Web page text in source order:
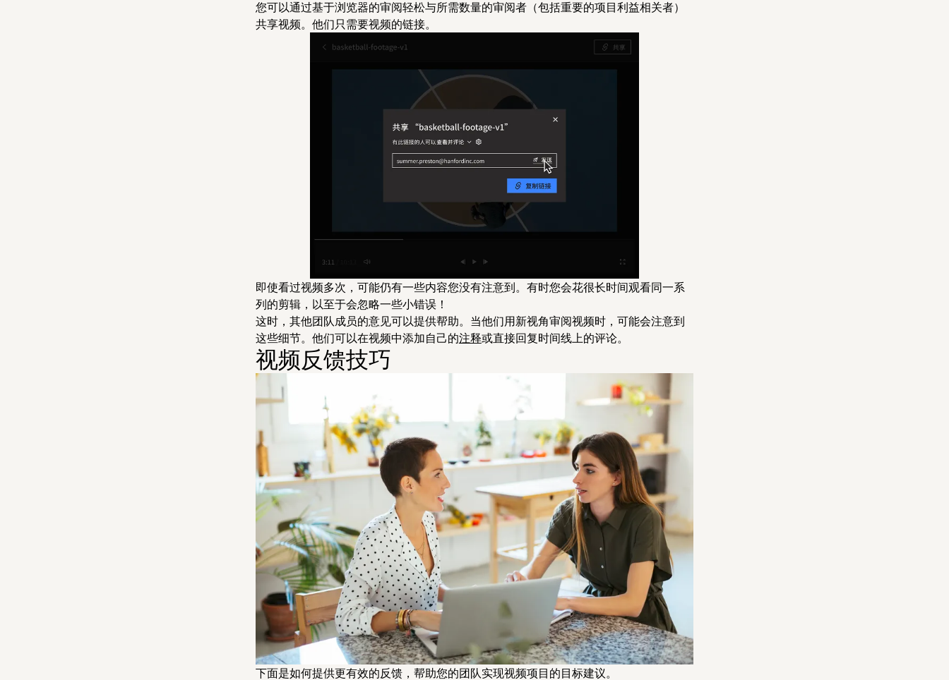
您可以通过基于浏览器的审阅轻松与所需数量的审阅者（包括重要的项目利益相关者）
共享视频。他们只需要视频的链接。
即使看过视频多次，可能仍有一些内容您没有注意到。有时您会花很长时间观看同一系
列的剪辑，以至于会忽略一些小错误！
这时，其他团队成员的意见可以提供帮助。当他们用新视角审阅视频时，可能会注意到
这些细节。他们可以在视频中添加自己的注释或直接回复时间线上的评论。
视频反馈技巧
下面是如何提供更有效的反馈，帮助您的团队实现视频项目的目标建议。